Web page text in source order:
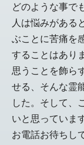
どのような事で
人は悩みがある
ぶことに苦痛を
することはあり
思うことを飾ら
せる、そんな霊
した。そして、
いと思っていま
お電話お待ちし